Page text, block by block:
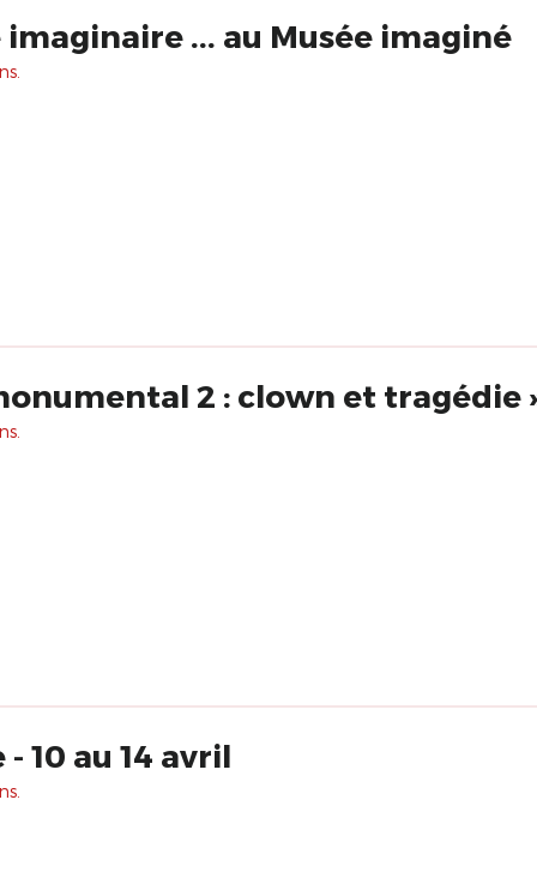
imaginaire ... au Musée imaginé
« De l'intime au monumental 2 : clown et
10 au 14 avril